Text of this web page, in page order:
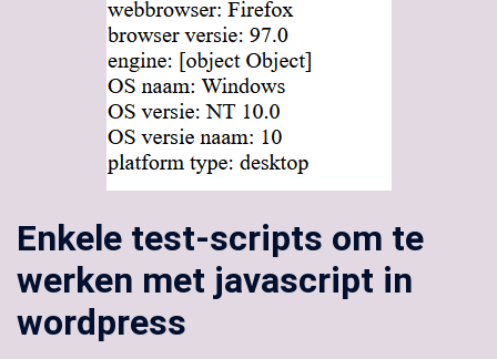
Enkele test-scripts om te
werken met javascript in
wordpress